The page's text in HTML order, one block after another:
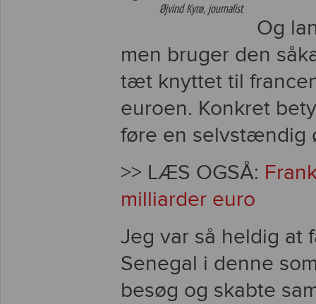
Øjvind Kyrø, journalist
Og
men bruger den
tæt knyttet til
euroen. Konkret
føre en selvstændig
>> LÆS OGSÅ:
milliarder euro
Jeg var så heldig at
Senegal i denne
besøg og skabte